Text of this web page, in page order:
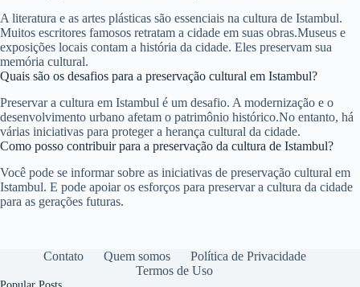
A literatura e as artes plásticas são essenciais na cultura de Istambul.
Muitos escritores famosos retratam a cidade em suas obras.Museus e
exposições locais contam a história da cidade. Eles preservam sua
memória cultural.
Quais são os desafios para a preservação cultural em Istambul?
Preservar a cultura em Istambul é um desafio. A modernização e o
desenvolvimento urbano afetam o patrimônio histórico.No entanto, há
várias iniciativas para proteger a herança cultural da cidade.
Como posso contribuir para a preservação da cultura de Istambul?
Você pode se informar sobre as iniciativas de preservação cultural em
Istambul. E pode apoiar os esforços para preservar a cultura da cidade
para as gerações futuras.
Contato Quem somos
Política de Privacidade
Termos de Uso
Popular Posts